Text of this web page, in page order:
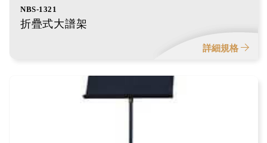
NBS-1321
折疊式大譜架
詳細規格